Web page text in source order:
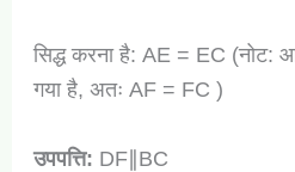
सिद्ध करना है: AE = EC (नोट:
गया है, अतः AF = FC )
उपपत्ति: DF∥BC